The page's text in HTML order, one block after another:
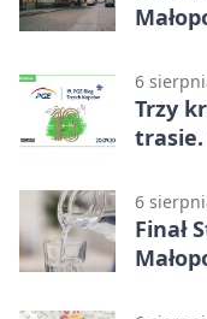
6
Trzy
trasie.
6
Finał